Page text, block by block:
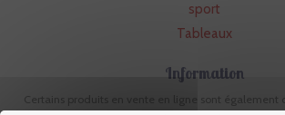
sport
Tableaux
Information
Certains produits en vente en ligne sont également